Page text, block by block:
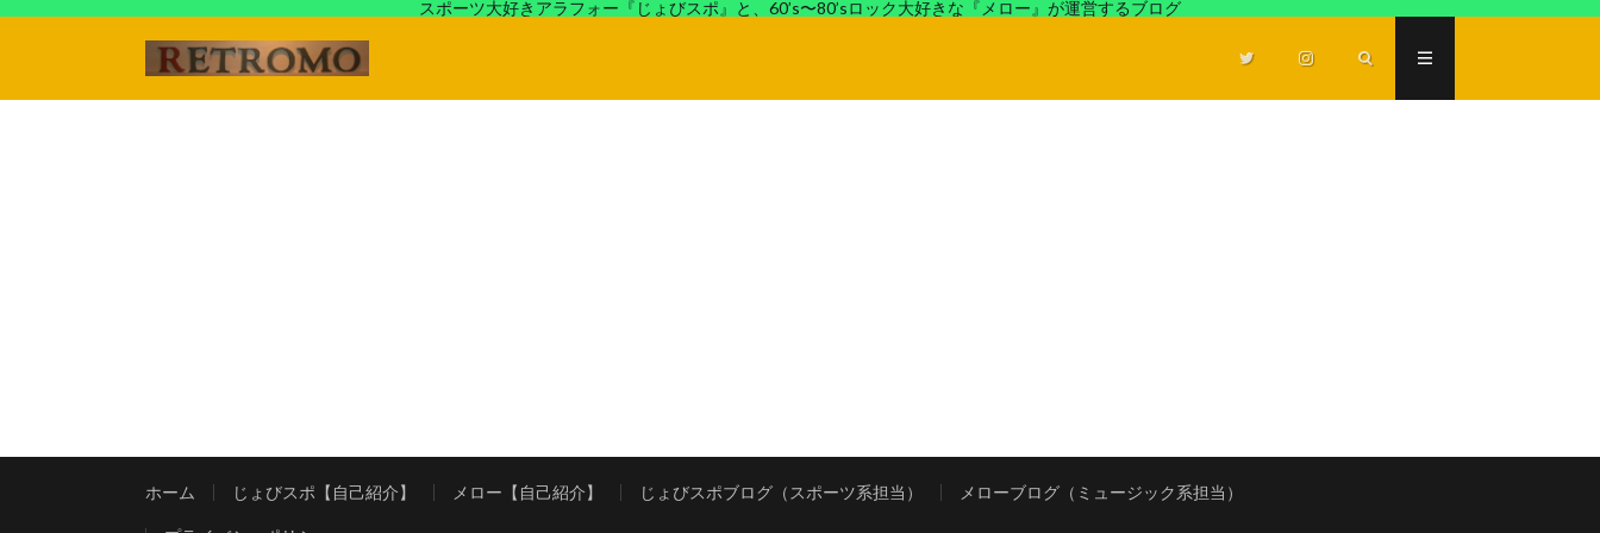
スポーツ大好きアラフォー『じょびスポ』と、60’s〜80’sロック大好きな『メロー』が運営するブログ
ホーム じょびスポ【自己紹介】 メロー【自己紹介】 じょびスポブログ（スポーツ系担当） メローブログ（ミュージック系担当）